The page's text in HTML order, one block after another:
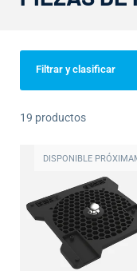
Filtrar y clasificar
19 productos
DISPONIBLE